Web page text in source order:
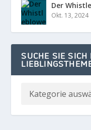
Der
Okt. 13, 2024
SUCHE SIE SICH